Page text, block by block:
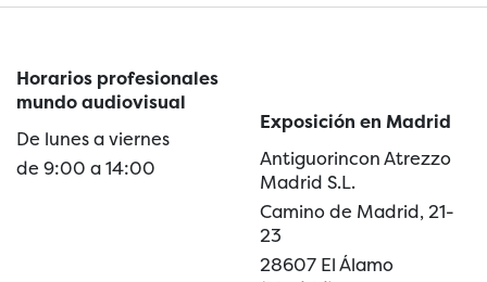
Horarios profesionales
mundo audiovisual
De lunes a viernes
de 9:00 a 14:00
Exposición en Madrid
Antiguorincon Atrezzo
Madrid S.L.
Camino de Madrid, 21-
23
28607 El Álamo